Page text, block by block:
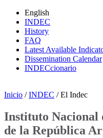
English
INDEC
History
FAQ
Latest Available
Dissemination Calendar
INDECcionario
Inicio /INDEC / El Indec
Instituto Nacional
de la República